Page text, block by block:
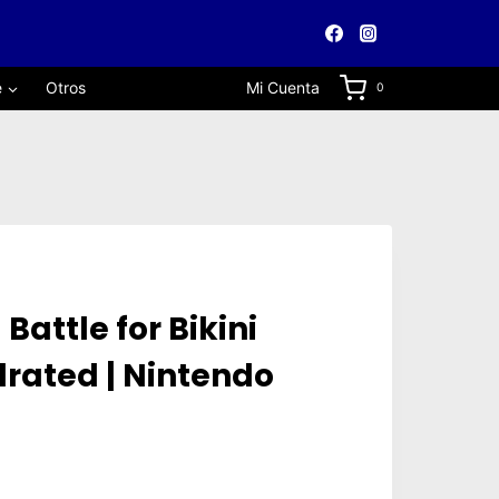
Otros Mi Cuenta 0
Battle for Bikini
| Nintendo